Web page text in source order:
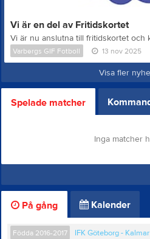
Vi är en del av Fritidskortet
Varbergs GIF Fotboll 13 nov 2025
Visa fler
Spelade matcher
Inga matcher
På gång Kalender
Födda 2016-2017 IFK Göteborg -